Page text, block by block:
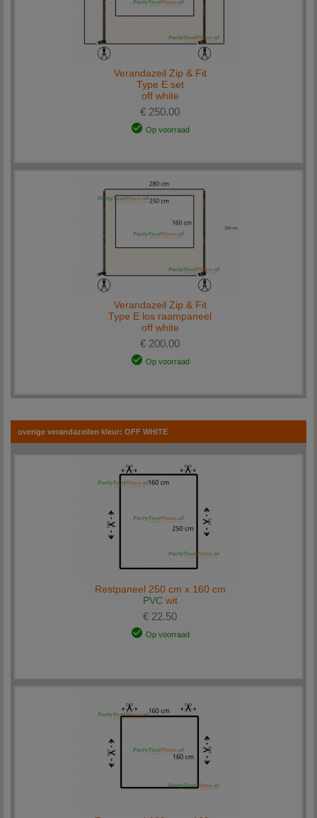
Verandazeil Zip & Fit
Type E set
off white
€ 250.00
Op voorraad
Verandazeil Zip & Fit
Type E los raampaneel
off white
€ 200.00
Op voorraad
overige verandazeilen kleur: OFF WHITE
Restpaneel 250 cm x 160 cm
PVCwit
€ 22.50
Op voorraad